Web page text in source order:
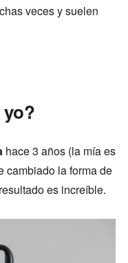
veces y suelen
hace 3 años (la mía es
cambiado la forma de
es increíble.